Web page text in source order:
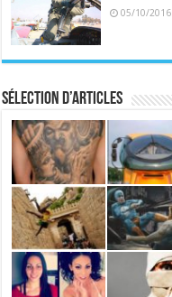
05/10/2016
Sélection d’articles